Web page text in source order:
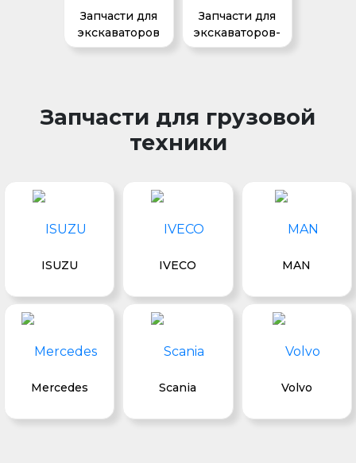
Запчасти для
экскаваторов
Запчасти для
экскаваторов-
погрузчиков
Запчасти для грузовой
техники
ISUZU IVECO MAN
Mercedes Scania Volvo